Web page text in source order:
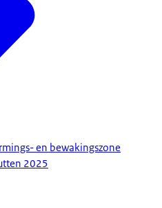
en bewakingszone
2025